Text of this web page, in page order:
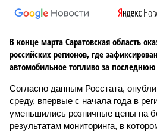
В конце марта Саратовская область
российских регионов, где
автомобильное топливо за
Согласно данным Росстата,
среду, впервые с начала года в
уменьшились розничные цены на
результатам мониторинга, в